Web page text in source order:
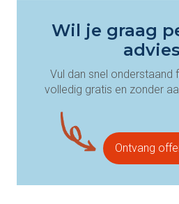
Wil je graag
Vul dan snel onderstaand
volledig gratis en zonder
Ontvang